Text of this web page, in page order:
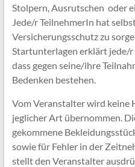
Stolpern, Ausrutschen oder
Jede/r TeilnehmerIn hat
Versicherungsschutz zu
Startunterlagen erklärt jede/
dass gegen seine/ihre
Bedenken bestehen.
Vom Veranstalter wird keine
jeglicher Art übernommen.
gekommene
sowie für Fehler in der
stellt den Veranstalter